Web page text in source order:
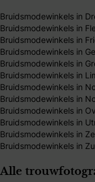
Bruidsmodewinkels in
Bruidsmodewinkels in
Bruidsmodewinkels in
Bruidsmodewinkels in
Bruidsmodewinkels in
Bruidsmodewinkels in
Bruidsmodewinkels in
Bruidsmodewinkels in
Bruidsmodewinkels in
Bruidsmodewinkels in
Bruidsmodewinkels in
Bruidsmodewinkels in
Alle